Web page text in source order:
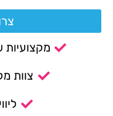
מקצועיות
צוות